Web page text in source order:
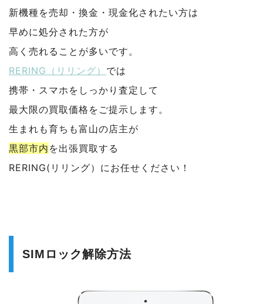
新機種を売却・換金・現金化されたい方は
早めに処分された方が
高く売れることが多いです。
RERING（リリング） では
携帯・スマホをしっかり査定して
最大限の買取価格をご提示します。
生まれも育ちも富山の店主が
黒部市内 を出張買取する
RERING(リリング）にお任せください！
SIMロック解除方法